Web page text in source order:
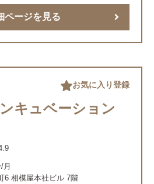
ページを見る
キュベーション
月
6 相模屋本社ビル 7階
お気に入り登録